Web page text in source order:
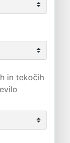
in tekočih